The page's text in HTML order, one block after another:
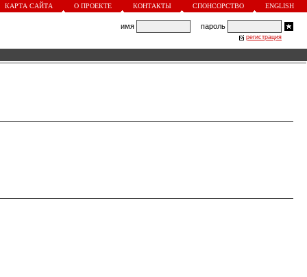
КАРТА САЙТА О ПРОЕКТЕ КОНТАКТЫ СПОНСОРСТВО ENGLISH
имя пароль
регистрация